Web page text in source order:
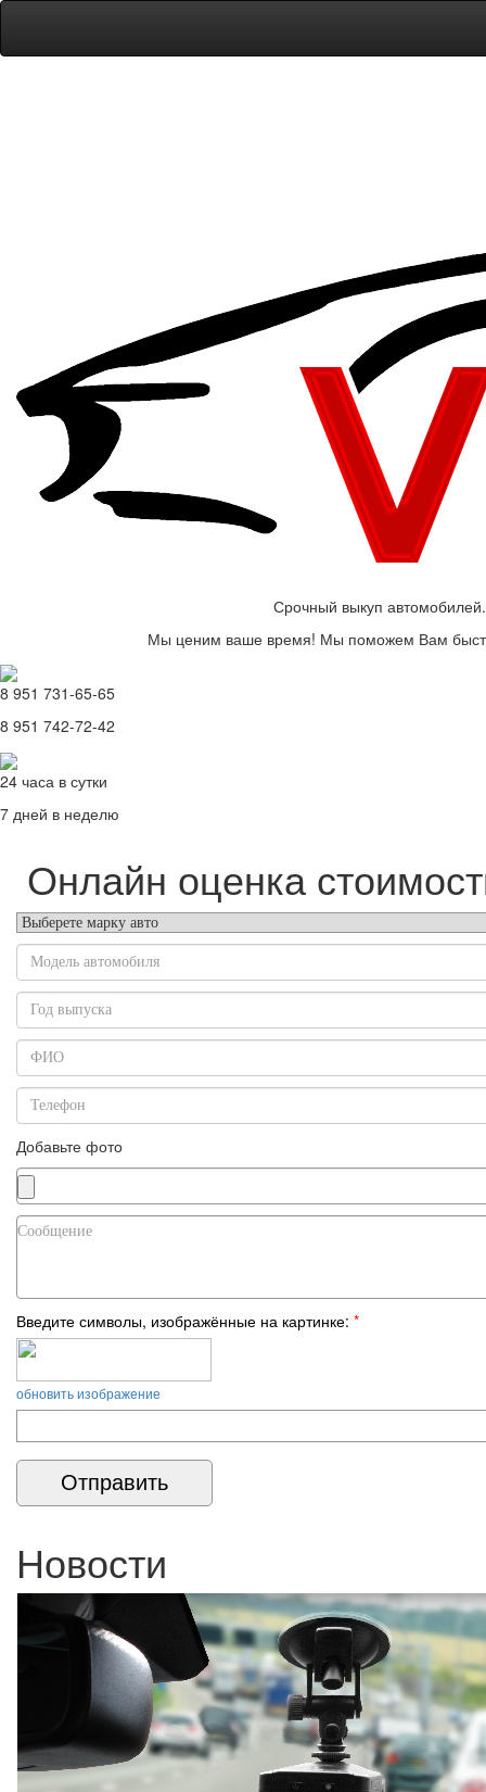
Срочный выкуп автомобилей.
Мы ценим ваше время! Мы поможем Вам
8 951 731-65-65
8 951 742-72-42
24 часа в сутки
7 дней в неделю
Онлайн оценка
Добавьте фото
Введите символы, изображённые на картинке: *
обновить изображение
Новости